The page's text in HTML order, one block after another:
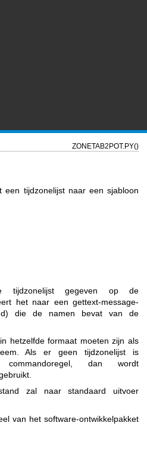
ZONETAB2POT.PY()
een tijdzonelijst naar een sjabloon
gegeven op de
het naar een gettext-message-
die de namen bevat van de
hetzelfde formaat moeten zijn als
Als er geen tijdzonelijst is
dan wordt
zal naar standaard uitvoer
van het software-ontwikkelpakket